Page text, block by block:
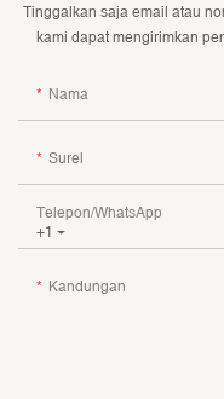
Tinggalkan saja email atau
kami dapat mengirimkan
Nama
Surel
+1
Telepon/WhatsApp
Kandungan